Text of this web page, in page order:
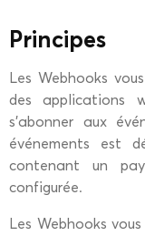
Principes
Les Webhooks
des applications
s’abonner aux
événements est
contenant un
configurée.
Les Webhooks